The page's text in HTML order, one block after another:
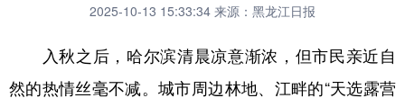
财经 网评
台湾 思客智库 全球连线 教育
科技 科普 体育 文化
2025-10-13 15:33:34 来源：黑龙江日报
入秋之后，哈尔滨清晨凉意渐浓，但市民亲近自
然的热情丝毫不减。城市周边林地、江畔的“天选露营